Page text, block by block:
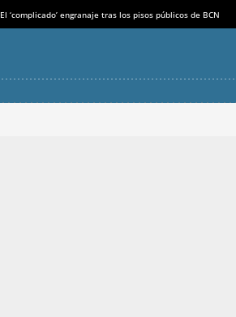
El ‘complicado’ engranaje tras los pisos públicos de BCN